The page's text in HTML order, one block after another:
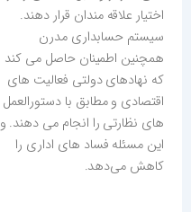
اختیار علاقه مندان قرار دهند.
سیستم حسابداری مدرن
همچنین اطمینان حاصل می کند
که نهادهای دولتی فعالیت های
اقتصادی و مطابق با دستورالعمل
های نظارتی را انجام می دهند. و
این مسئله فساد های اداری را
کاهش می‌دهد.